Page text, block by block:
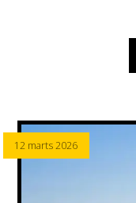
12 marts 2026